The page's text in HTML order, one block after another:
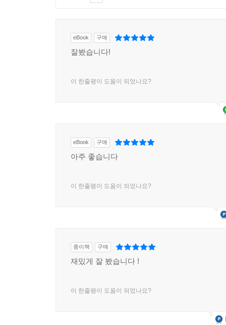
eBook 구매
잘봤습니다!
이 한줄평이 도움이 되었나요?
eBook 구매
아주 좋습니다
이 한줄평이 도움이 되었나요?
종이책 구매
재밌게 잘 봤습니다 !
이 한줄평이 도움이 되었나요?